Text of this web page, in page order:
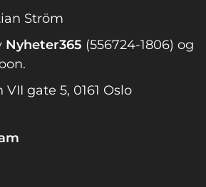
Ström
Nyheter365 (556724-1806) og
gate 5, 0161 Oslo